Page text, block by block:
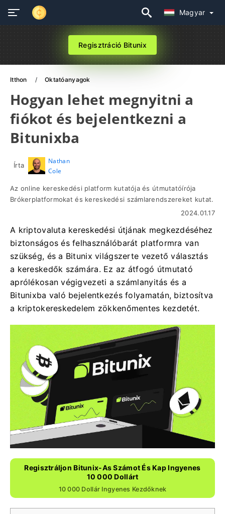
Magyar
Regisztráció Bitunix
Itthon Oktatóanyagok
Hogyan lehet megnyitni a
fiókot és bejelentkezni a
Bitunixba
Írta
Nathan
Cole
Az online kereskedési platform kutatója és útmutatóírója
Brókerplatformokat és kereskedési számlarendszereket kutat.
2024.01.17
A kriptovaluta kereskedési útjának megkezdéséhez
biztonságos és felhasználóbarát platformra van
szükség, és a Bitunix világszerte vezető választás
a kereskedők számára. Ez az átfogó útmutató
aprólékosan végigvezeti a számlanyitás és a
Bitunixba való bejelentkezés folyamatán, biztosítva
a kriptokereskedelem zökkenőmentes kezdetét.
Regisztráljon Bitunix-As Számot És Kap Ingyenes
10 000 Dollárt
10 000 Dollár Ingyenes Kezdőknek